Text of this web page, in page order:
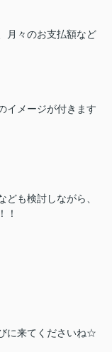
月々のお支払額など
イメージが付きます
も検討しながら、
！
に来てくださいね☆